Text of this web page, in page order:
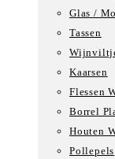
Glas /
Tassen
Kaarsen
Flessen
Borrel
Houten
Pollepels